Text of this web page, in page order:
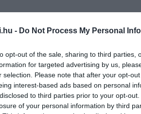
- Do Not Process My Personal
opt-out of the sale, sharing to third parties,
for targeted advertising by us,
selection. Please note that after your opt-
interest-based ads based on personal
to third parties prior to your opt-
of your personal information by third
a „kínai Grand Canyon”, az ásványok
(2009-ben) kerültek fel az
keresi fel őket, mint néhány
és 30-as években, és meglehetősen